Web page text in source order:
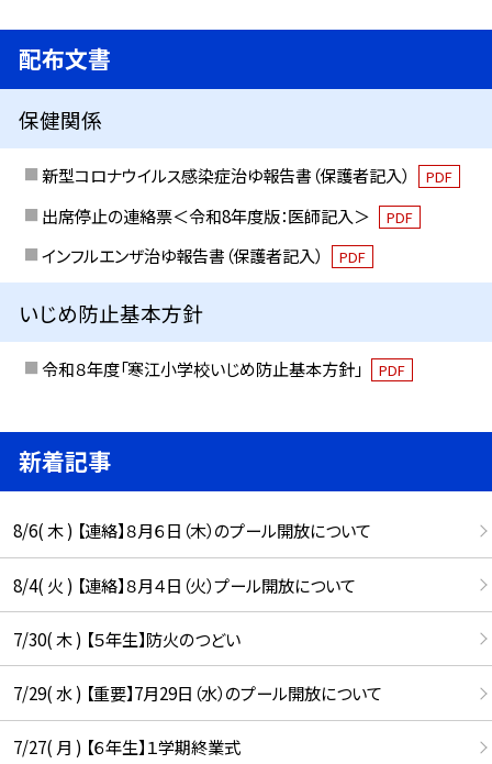
配布文書
保健関係
新型コロナウイルス感染症治ゆ報告書（保護者記入） PDF
出席停止の連絡票＜令和8年度版：医師記入＞ PDF
インフルエンザ治ゆ報告書（保護者記入） PDF
いじめ防止基本方針
令和８年度「寒江小学校いじめ防止基本方針」 PDF
新着記事
8/6( 木 ) 【連絡】８月６日（木）のプール開放について
8/4( 火 ) 【連絡】８月４日（火）プール開放について
7/30( 木 ) 【５年生】防火のつどい
7/29( 水 ) 【重要】7月29日（水）のプール開放について
7/27( 月 ) 【６年生】１学期終業式